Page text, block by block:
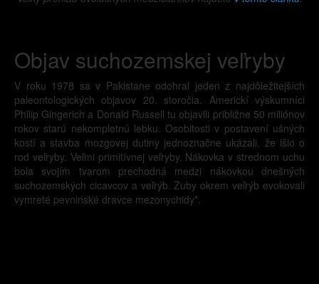
Objav suchozemskej veľryby
V roku 1978 sa v Pakistane odohral jeden z najdôležitejších
paleontologických objavov 20. storočia. Americkí výskumníci
Philip Gingerich a Donald Russell tu objavili približne 50 miliónov
rokov starú nekompletnú lebku. Osobitosti v postavení ušných
kostí a stavba mozgovej dutiny jednoznačne ukázali, že išlo o
rod veľryby. Veľmi primitívnej veľryby. Nákovka v strednom uchu
bola svojím tvarom prechodná medzi nákovkou dnešných
suchozemských cicavcov a veľrýb. Zuby okrem veľrýb evokovali
vymreté pevninské dravce mezonychidy*.